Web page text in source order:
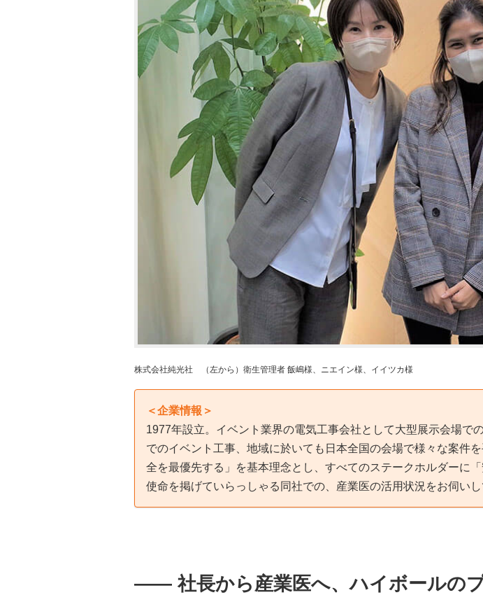
株式会社純光社 （左から）衛生管理者 飯嶋様、ニエイン様、イイツカ様
＜企業情報＞
1977年設立。イベント業界の電気工事会社として大型展示会場で
でのイベント工事、地域に於いても日本全国の会場で様々な案件
全を最優先する」を基本理念とし、すべてのステークホルダーに
使命を掲げていらっしゃる同社での、産業医の活用状況をお伺いし
―― 社長から産業医へ、ハイボールの